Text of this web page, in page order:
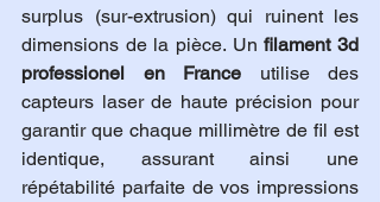
surplus (sur-extrusion) qui ruinent les
dimensions de la pièce. Un filament 3d
professionel en France utilise des
capteurs laser de haute précision pour
garantir que chaque millimètre de fil est
identique, assurant ainsi une
répétabilité parfaite de vos impressions